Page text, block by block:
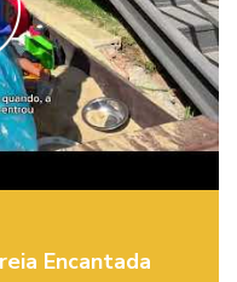
Encantada